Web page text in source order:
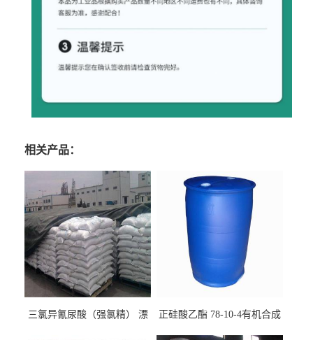
相关产品：
三氯异氰尿酸（强氯精） 漂
正硅酸乙酯 78-10-4有机合成